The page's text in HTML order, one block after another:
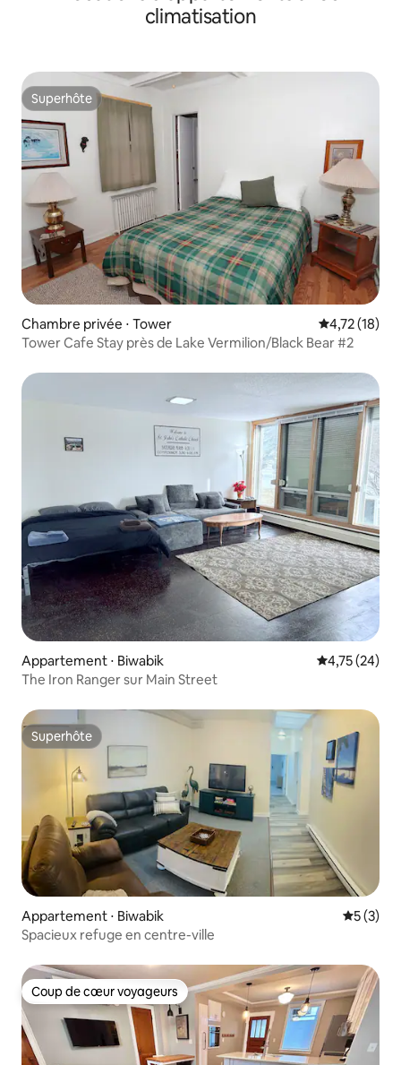
climatisation
Superhôte
Superhôte
Chambre privée ⋅ Tower Évaluation
4,72 (18)
Tower Cafe Stay près de Lake Vermilion/Black Bear #2
Appartement ⋅ Biwabik Évaluation
4,75 (24)
The Iron Ranger sur Main Street
Superhôte
Superhôte
Appartement ⋅ Biwabik
5 (3)
Spacieux refuge en centre-ville
Coup de cœur voyageurs
Coup de cœur voyageurs